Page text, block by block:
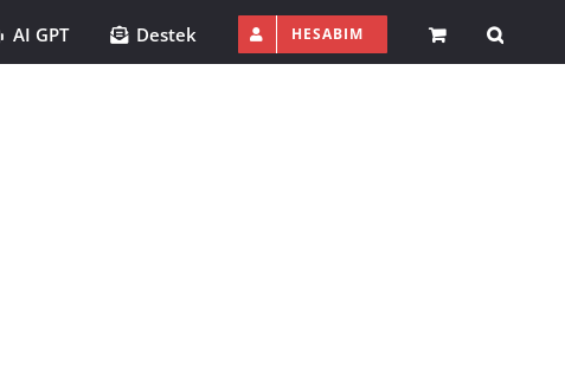
AI GPT Destek HESABIM